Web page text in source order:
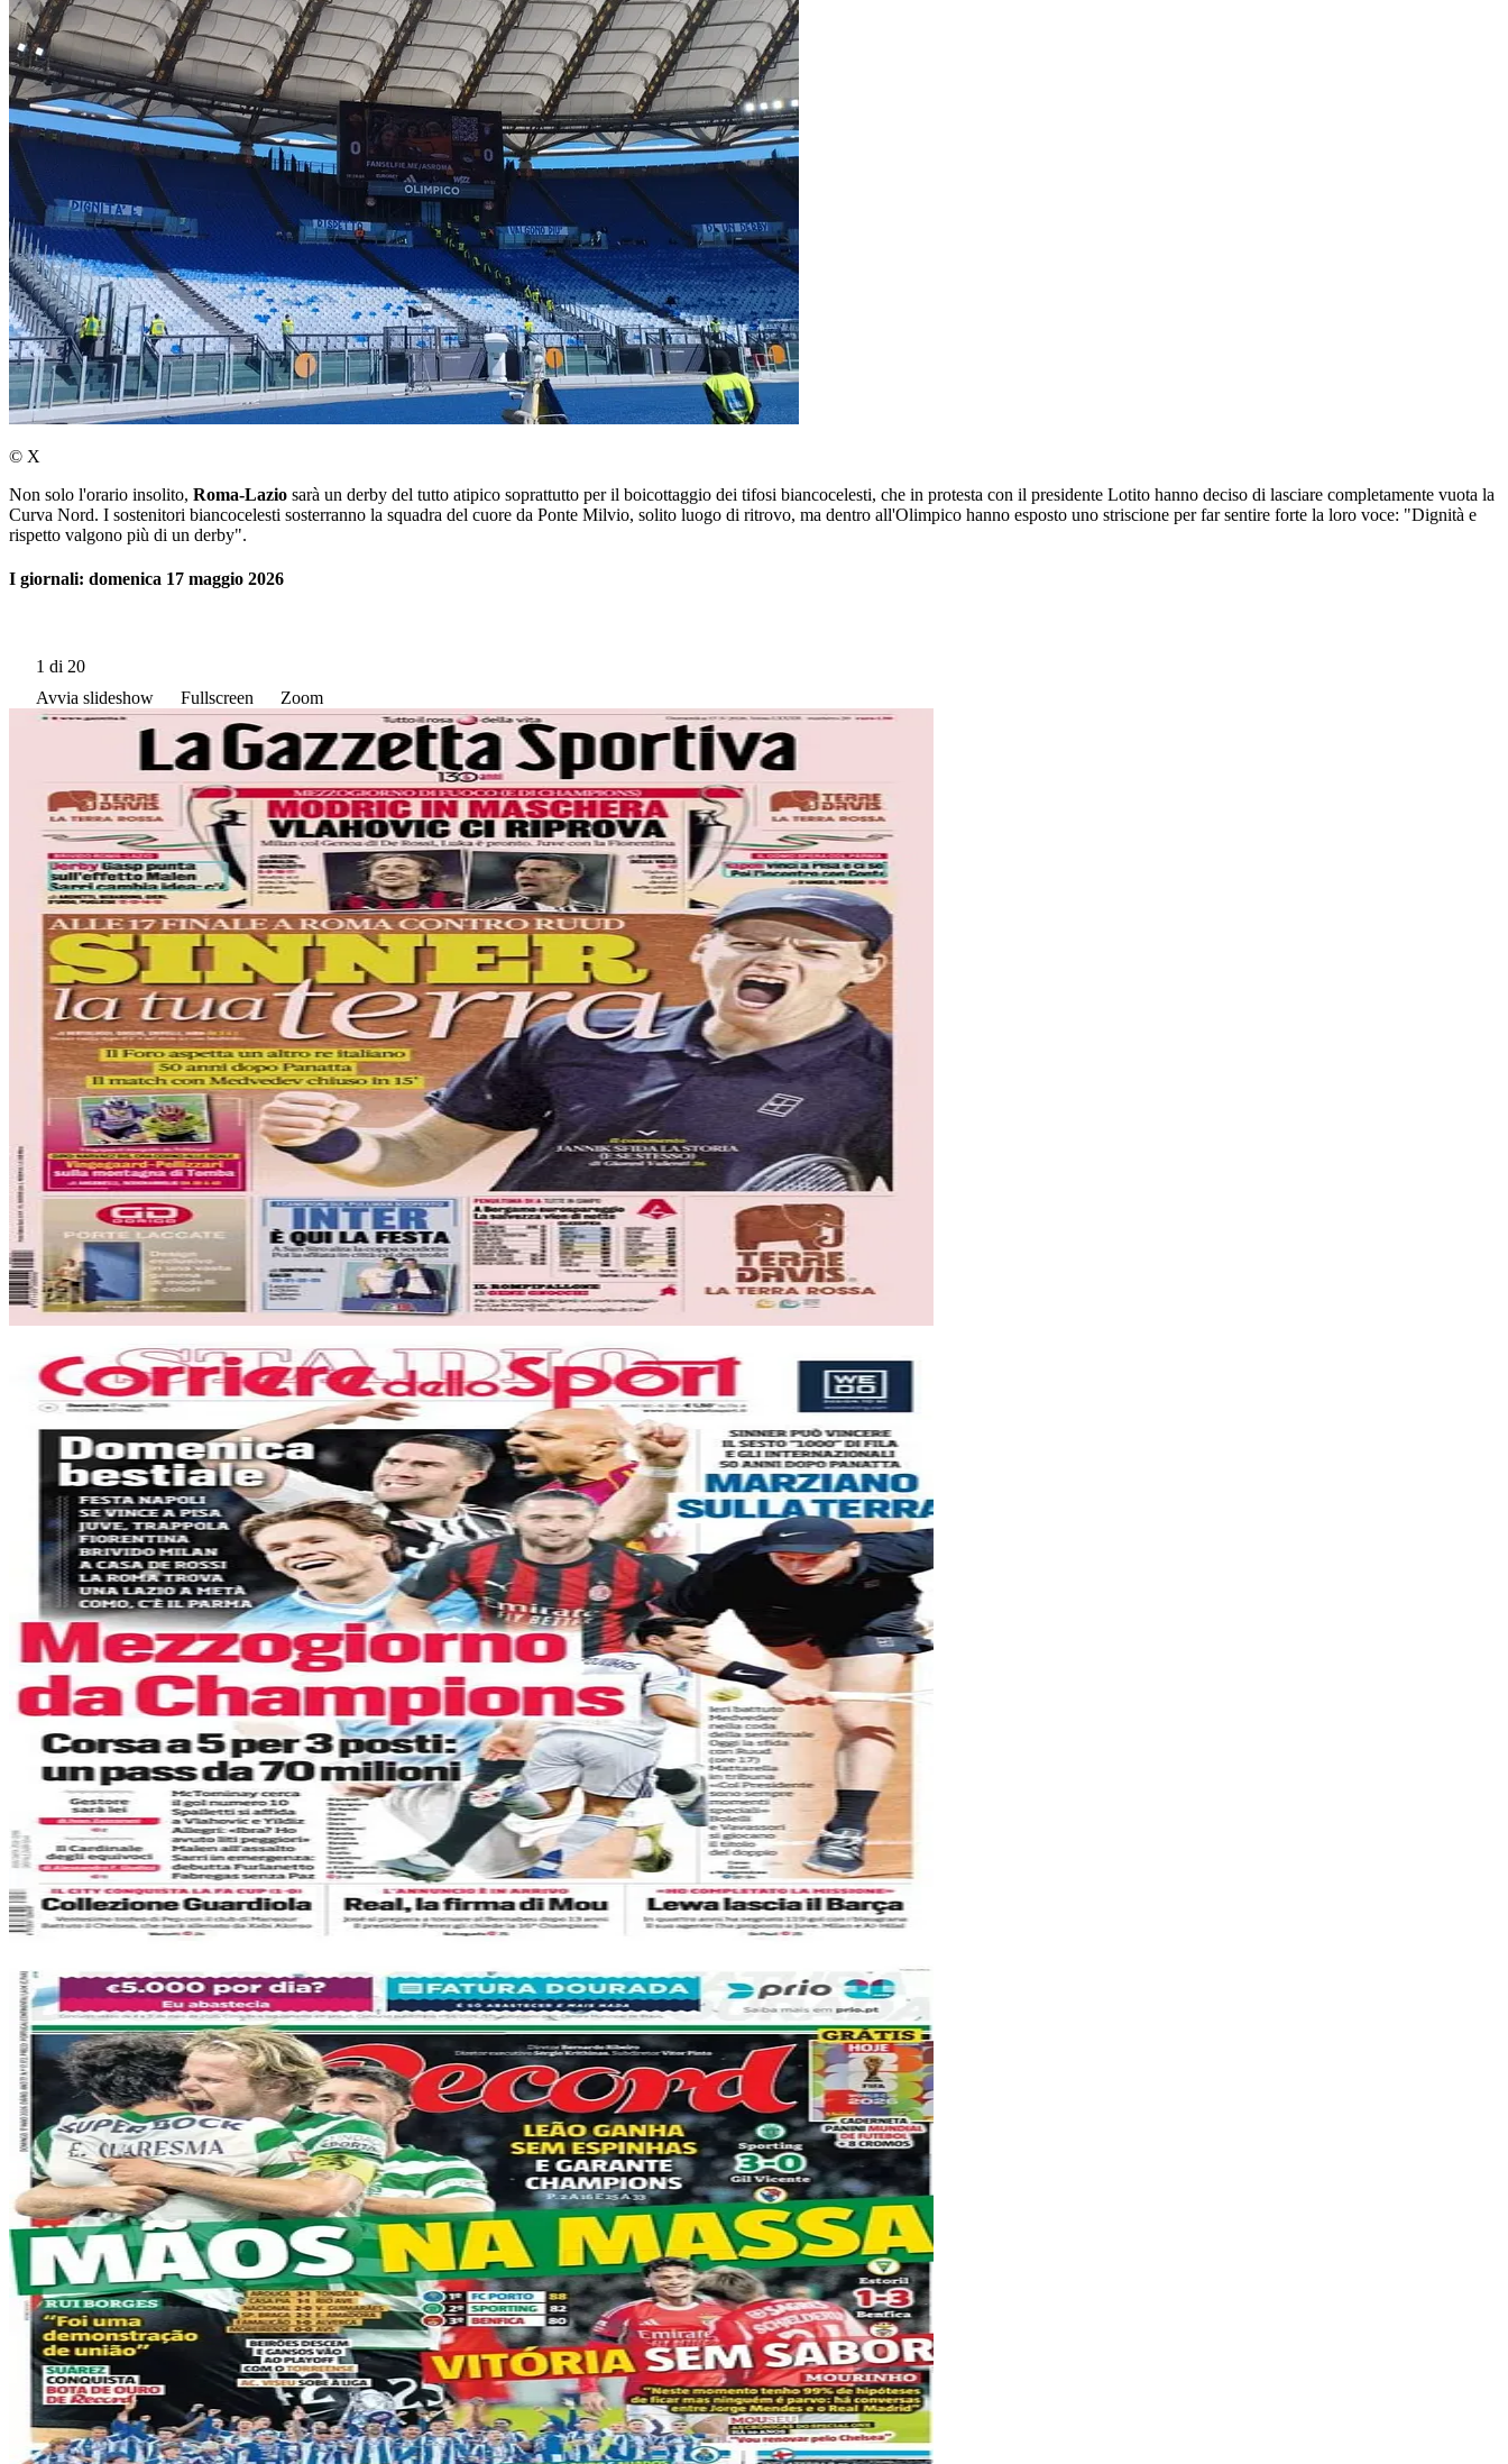
© X
Non solo l'orario insolito, Roma-Lazio sarà un derby del tutto atipico soprattutto per il boicottaggio dei tifosi biancocelesti, che in protesta con il presidente Lotito hanno deciso di lasciare completamente vuota la
Curva Nord. I sostenitori biancocelesti sosterranno la squadra del cuore da Ponte Milvio, solito luogo di ritrovo, ma dentro all'Olimpico hanno esposto uno striscione per far sentire forte la loro voce: "Dignità e
rispetto valgono più di un derby".
I giornali: domenica 17 maggio 2026
1 di 20
Avvia slideshow
Fullscreen Zoom